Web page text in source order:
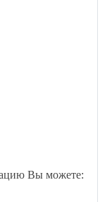
Вы можете: